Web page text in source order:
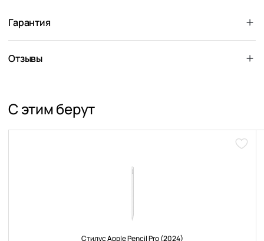
Гарантия
Отзывы
С этим берут
Стилус Apple Pencil Pro (2024)